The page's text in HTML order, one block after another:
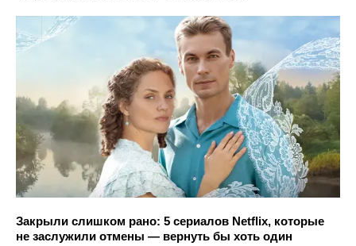
Закрыли слишком рано: 5 сериалов Netflix, которые
не заслужили отмены — вернуть бы хоть один